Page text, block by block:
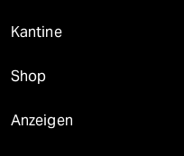
Kantine
Shop
Anzeigen